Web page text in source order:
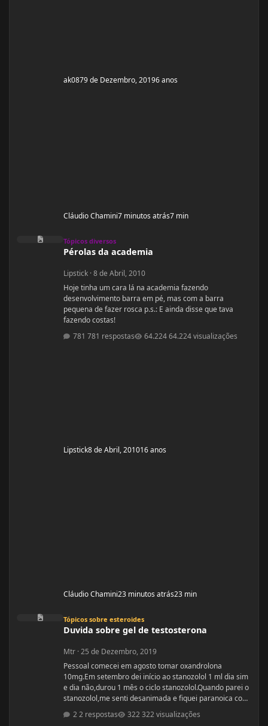
ak0879 de Dezembro, 20196 anos
Cláudio Chamini7 minutos atrás7 min
Pérolas da academia
Tópicos diversos
Pérolas da academia
Lipstick ·8 de Abril, 2010
Hoje tinha um cara lá na academia fazendo
desenvolvimento barra em pé, mas com a barra
pequena de fazer rosca p.s.: E ainda disse que tava
fazendo costas!
781 respostas
64.224 visualizações
Lipstick8 de Abril, 201016 anos
Cláudio Chamini23 minutos atrás23 min
Duvida sobre gel de testosterona
Tópicos sobre esteroides
Duvida sobre gel de testosterona
Mtr ·25 de Dezembro, 2019
Pessoal comecei em agosto tomar oxandrolona
10mg.Em setembro dei início ao stanozolol 1 ml dia sim
e dia não,durou 1 mês o ciclo stanozolol.Quando parei o
stanozolol,me senti desanimada e fiquei paranoica com
os colaterais.Fiz exames minha testosterona está muito
alta,está igual de homem.Fui na medica e me indicou
2 respostas 322 visualizações